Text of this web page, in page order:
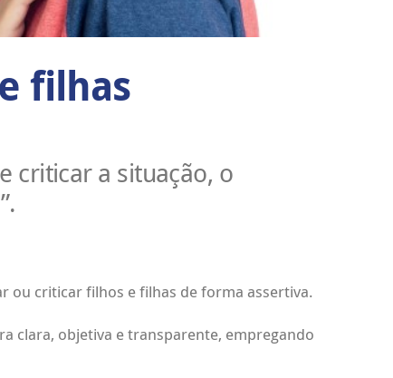
filhas
criticar a situação, o
ou criticar filhos e filhas de forma assertiva.
clara, objetiva e transparente, empregando